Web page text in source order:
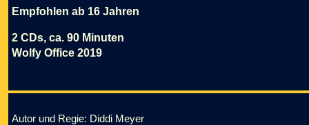
Empfohlen ab 16 Jahren
2 CDs, ca. 90 Minuten
Wolfy Office 2019
Autor und Regie: Diddi Meyer